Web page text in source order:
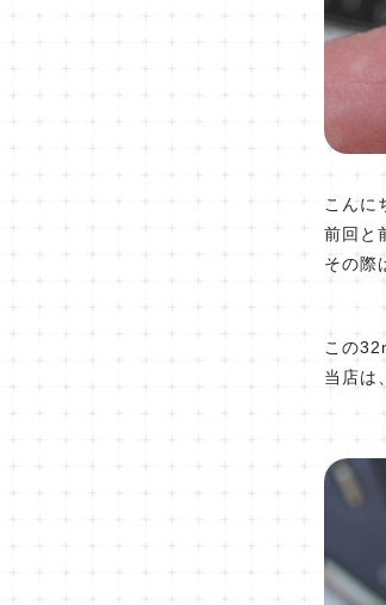
こんに
前回と
その際
この
当店は